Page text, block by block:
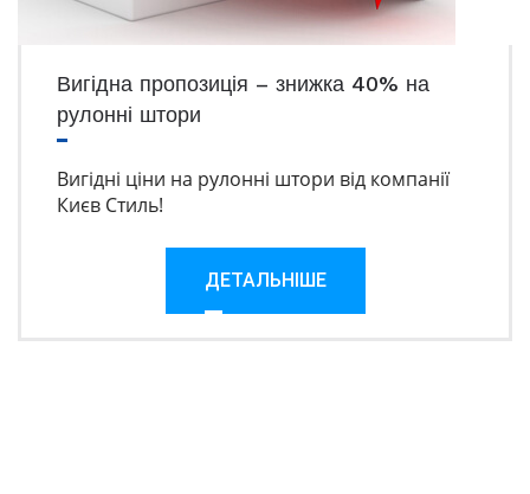
Вигідна пропозиція – знижка 40% на
рулонні штори
Вигідні ціни на рулонні штори від компанії
Києв Стиль!
ДЕТАЛЬНІШЕ